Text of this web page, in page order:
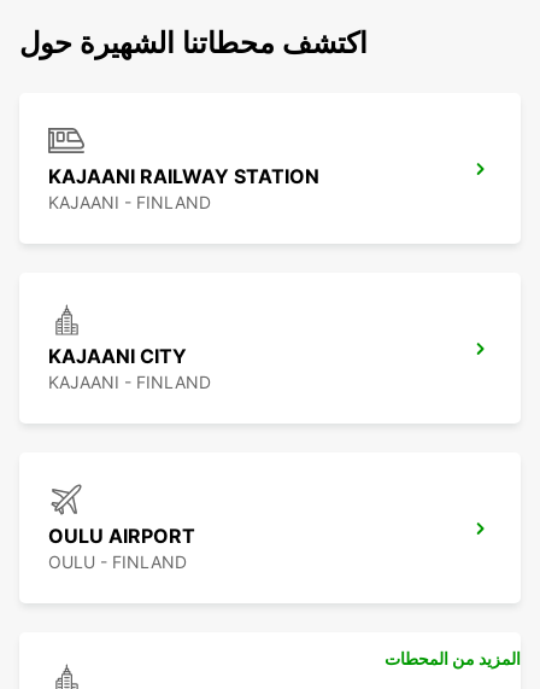
اكتشف محطاتنا الشهيرة حول
KAJAANI RAILWAY STATION
KAJAANI - FINLAND
KAJAANI CITY
KAJAANI - FINLAND
OULU AIRPORT
OULU - FINLAND
المزيد من المحطات